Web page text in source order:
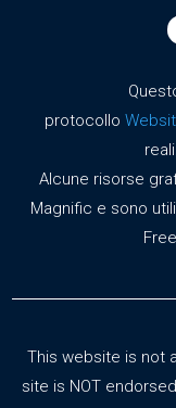
protocollo
Alcune risorse
Magnific e sono
This website is not
site is NOT